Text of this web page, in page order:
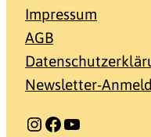
Impressum
AGB
Newsletter-
Instagram Facebook YouTube